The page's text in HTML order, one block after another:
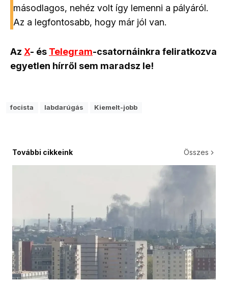
másodlagos, nehéz volt így lemenni a pályáról.
Az a legfontosabb, hogy már jól van.
Az X- és Telegram-csatornáinkra feliratkozva
egyetlen hírről sem maradsz le!
focista labdarúgás Kiemelt-jobb
További cikkeink Összes